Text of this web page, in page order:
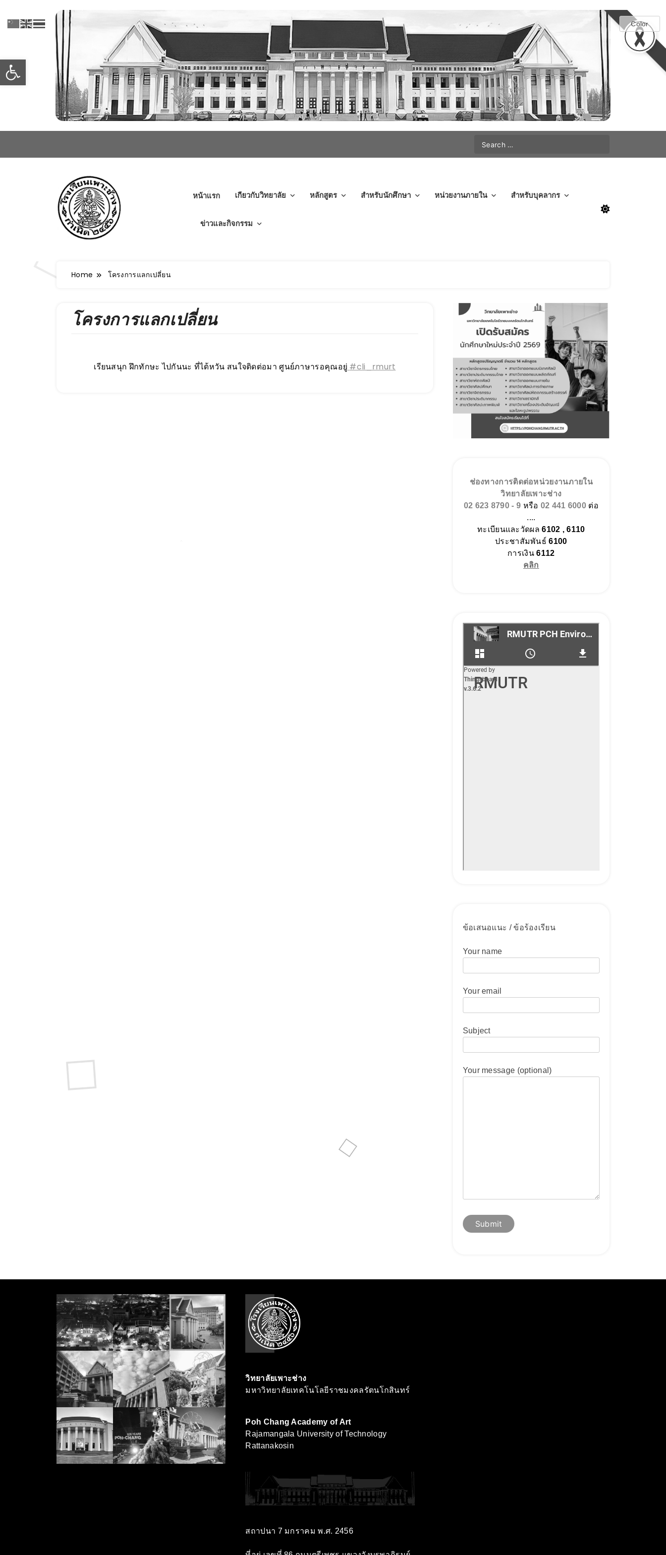
Open toolbar
หน้าแรก เกียวกับวิทยาลัย หลักสูตร สำหรับนักศึกษา หน่วยงานภายใน สำหรับบุคลากร
ข่าวและกิจกรรม
Home โครงการแลกเปลี่ยน
โครงการแลกเปลี่ยน
เรียนสนุก ฝึกทักษะ ไปกันนะ ที่ไต้หวัน สนใจติดต่อมา ศูนย์ภาษารอคุณอยู่ #cli_rmurt
ช่องทางการติดต่อหน่วยงานภายใน
วิทยาลัยเพาะช่าง
02 623 8790 - 9 หรือ 02 441 6000 ต่อ
....
ทะเบียนและวัดผล6102 , 6110
ประชาสัมพันธ์6100
การเงิน6112
คลิก
ข้อเสนอแนะ / ข้อร้องเรียน
Your name
Your email
Subject
Your message (optional)
วิทยาลัยเพาะช่าง
มหาวิทยาลัยเทคโนโลยีราชมงคลรัตนโกสินทร์
Poh Chang Academy of Art
Rajamangala University of Technology
Rattanakosin
สถาปนา 7 มกราคม พ.ศ. 2456